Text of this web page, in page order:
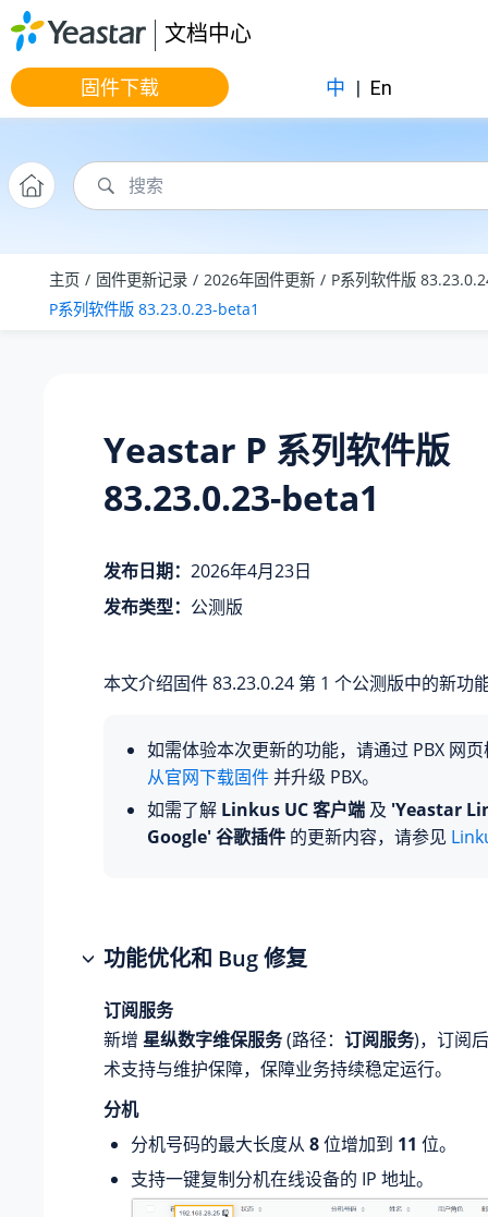
跳转到主要内容
文档中心
固件下载 中 | En
主页 固件更新记录 2026年固件更新
P系列软件版
P系列软件版 83.23.0.23-beta1
Yeastar P 系列软件版
83.23.0.23-beta1
发布日期： 2026年4月23日
发布类型： 公测版
本文介绍固件83.23.0.24 第 1 个公测版中的新功
如需体验本次更新的功能，请通过 PBX 网
从官网下载固件并升级 PBX。
如需了解 Linkus UC 客户端 及 'Yeastar
Google' 谷歌插件 的更新内容，请参见
功能优化和 Bug 修复
订阅服务
新增 星纵数字维保服务(路径： 订阅服务)，订阅
术支持与维护保障，保障业务持续稳定运行。
分机
分机号码的最大长度从 8位增加到 11 位。
支持一键复制分机在线设备的 IP 地址。